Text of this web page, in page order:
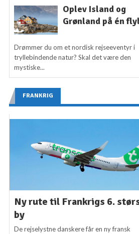
Oplev Island og
Grønland på én
Drømmer du om et nordisk rejseeventyr i
tryllebindende natur? Skal det være den
mystiske...
FRANKRIG
Ny rute til Frankrigs 6.
by
De rejselystne danskere får en ny fransk